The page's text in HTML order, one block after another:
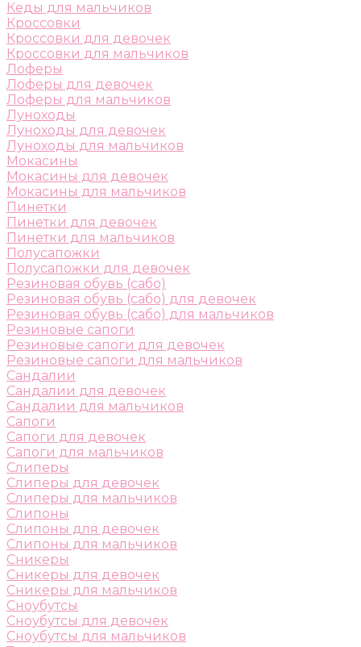
Кеды для мальчиков
Кроссовки
Кроссовки для девочек
Кроссовки для мальчиков
Лоферы
Лоферы для девочек
Лоферы для мальчиков
Луноходы
Луноходы для девочек
Луноходы для мальчиков
Мокасины
Мокасины для девочек
Мокасины для мальчиков
Пинетки
Пинетки для девочек
Пинетки для мальчиков
Полусапожки
Полусапожки для девочек
Резиновая обувь (сабо)
Резиновая обувь (сабо) для девочек
Резиновая обувь (сабо) для мальчиков
Резиновые сапоги
Резиновые сапоги для девочек
Резиновые сапоги для мальчиков
Сандалии
Сандалии для девочек
Сандалии для мальчиков
Сапоги
Сапоги для девочек
Сапоги для мальчиков
Слиперы
Слиперы для девочек
Слиперы для мальчиков
Слипоны
Слипоны для девочек
Слипоны для мальчиков
Сникеры
Сникеры для девочек
Сникеры для мальчиков
Сноубутсы
Сноубутсы для девочек
Сноубутсы для мальчиков